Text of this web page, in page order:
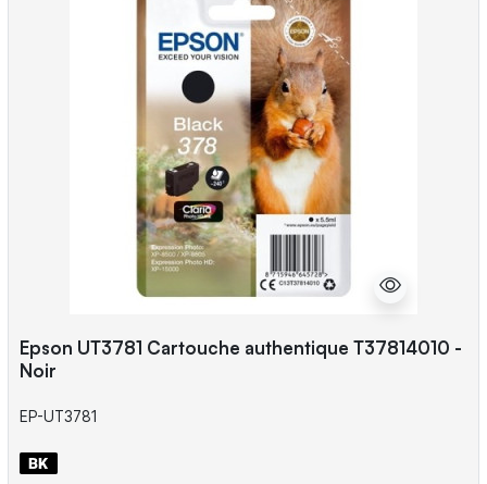
Epson UT3781 Cartouche authentique T37814010 -
Noir
EP-UT3781